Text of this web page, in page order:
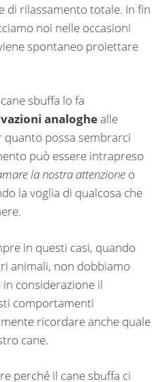
di rilassamento totale. In fin
noi nelle occasioni
spontaneo proiettare
sbuffa lo fa
analoghealle
quanto possa sembrarci
può essere intrapreso
la nostra attenzione o
la voglia di qualcosa che
in questi casi, quando
animali, non dobbiamo
considerazione il
comportamenti
ricordare anche quale
cane.
perché il cane sbuffa ci